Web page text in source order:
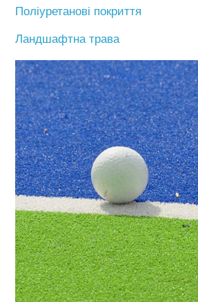
Поліуретанові покриття
Ландшафтна трава